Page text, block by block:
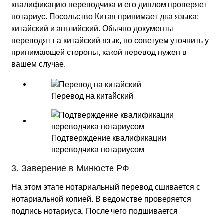
квалификацию переводчика и его диплом проверяет
нотариус. Посольство Китая принимает два языка:
китайский и английский. Обычно документы
переводят на китайский язык, но советуем уточнить у
принимающей стороны, какой перевод нужен в
вашем случае.
Перевод на китайский
Подтверждение квалификации
переводчика нотариусом
3. Заверение в Минюсте РФ
На этом этапе нотариальный перевод сшивается с
нотариальной копией. В ведомстве проверяется
подпись нотариуса. После чего подшивается